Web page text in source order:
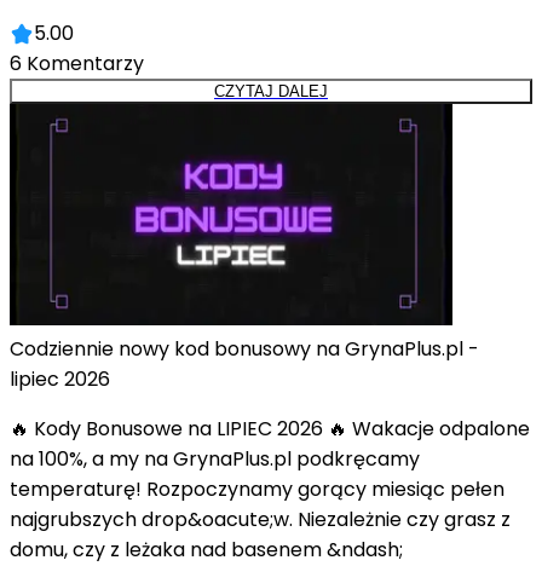
5.00
6 Komentarzy
CZYTAJ DALEJ
Codziennie nowy kod bonusowy na GrynaPlus.pl -
lipiec 2026
🔥 Kody Bonusowe na LIPIEC 2026 🔥 Wakacje odpalone
na 100%, a my na GrynaPlus.pl podkręcamy
temperaturę! Rozpoczynamy gorący miesiąc pełen
najgrubszych drop&oacute;w. Niezależnie czy grasz z
domu, czy z leżaka nad basenem &ndash;